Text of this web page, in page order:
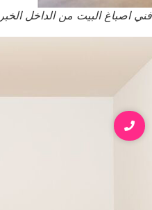
فني اصباغ البيت من الداخل الخبر